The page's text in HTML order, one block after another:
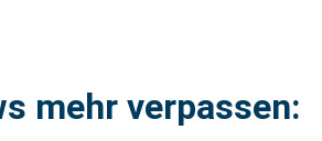
mehr verpassen: